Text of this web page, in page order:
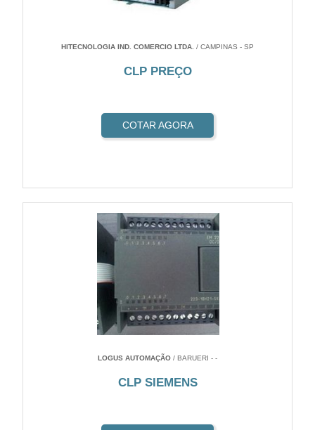
HITECNOLOGIA IND. COMERCIO LTDA. / CAMPINAS - SP
CLP PREÇO
COTAR AGORA
LOGUS AUTOMAÇÃO / BARUERI - -
CLP SIEMENS